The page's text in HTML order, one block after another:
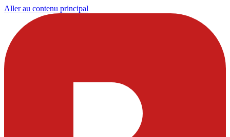
Aller au contenu principal